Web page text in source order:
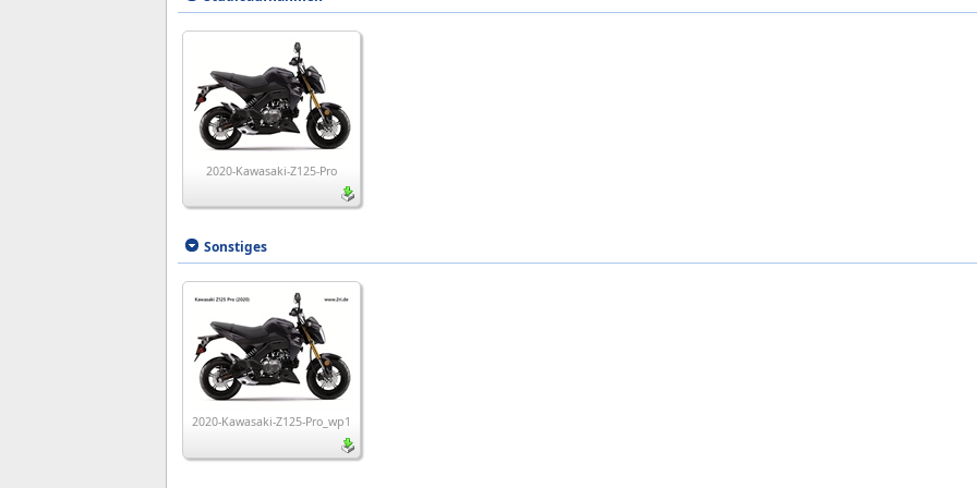
2020-Kawasaki-Z125-Pro
Sonstiges
2020-Kawasaki-Z125-Pro_wp1